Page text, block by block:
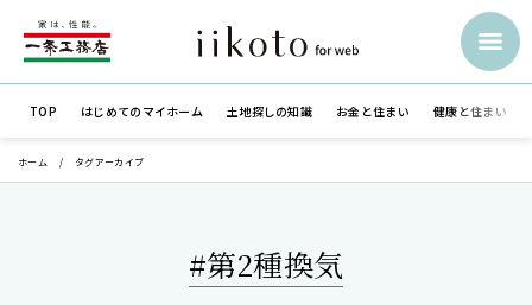
TOP はじめての マイホーム 土地探しの知識 お金と住まい 健康と住まい
ホーム タグアーカイブ
#第2種換気